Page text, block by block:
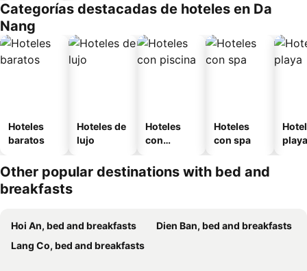
Categorías destacadas de hoteles en Da
Nang
Hoteles
baratos
Hoteles de
lujo
Hoteles
con
Hoteles
con spa
playa
Other popular destinations with bed and
breakfasts
Hoi An, bed and breakfasts
Dien Ban, bed and breakfasts
Lang Co, bed and breakfasts